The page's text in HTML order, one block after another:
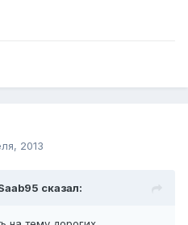
2013
сказал: